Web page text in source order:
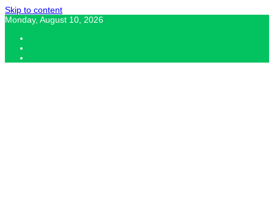
Skip to content
Monday, August 10, 2026